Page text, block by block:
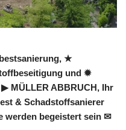
★
und ✹
MÜLLER ABBRUCH, Ihr
& Schadstoffsanierer
werden begeistert sein ✉